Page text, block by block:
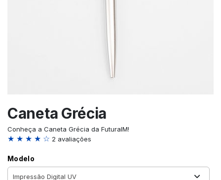
Caneta Grécia
Conheça a Caneta Grécia da FuturaIM!
★ ★ ★ ★ ☆ 2 avaliações
Modelo